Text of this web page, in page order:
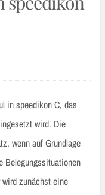
in speedikon C, das
wird. Die
wenn auf Grundlage
Belegungssituationen
zunächst eine